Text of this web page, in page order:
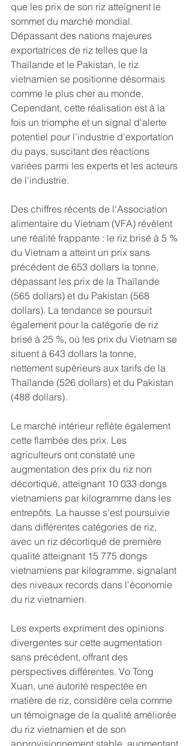
que les prix de son riz atteignent le
sommet du marché mondial.
Dépassant des nations majeures
exportatrices de riz telles que la
Thaïlande et le Pakistan, le riz
vietnamien se positionne désormais
comme le plus cher au monde.
Cependant, cette réalisation est à la
fois un triomphe et un signal d'alerte
potentiel pour l'industrie d'exportation
du pays, suscitant des réactions
variées parmi les experts et les acteurs
de l'industrie.
Des chiffres récents de l'Association
alimentaire du Vietnam (VFA) révèlent
une réalité frappante : le riz brisé à 5 %
du Vietnam a atteint un prix sans
précédent de 653 dollars la tonne,
dépassant les prix de la Thaïlande
(565 dollars) et du Pakistan (568
dollars). La tendance se poursuit
également pour la catégorie de riz
brisé à 25 %, où les prix du Vietnam se
situent à 643 dollars la tonne,
nettement supérieurs aux tarifs de la
Thaïlande (526 dollars) et du Pakistan
(488 dollars).
Le marché intérieur reflète également
cette flambée des prix. Les
agriculteurs ont constaté une
augmentation des prix du riz non
décortiqué, atteignant 10 033 dongs
vietnamiens par kilogramme dans les
entrepôts. La hausse s'est poursuivie
dans différentes catégories de riz,
avec un riz décortiqué de première
qualité atteignant 15 775 dongs
vietnamiens par kilogramme, signalant
des niveaux records dans l'économie
du riz vietnamien.
Les experts expriment des opinions
divergentes sur cette augmentation
sans précédent, offrant des
perspectives différentes. Vo Tong
Xuan, une autorité respectée en
matière de riz, considère cela comme
un témoignage de la qualité améliorée
du riz vietnamien et de son